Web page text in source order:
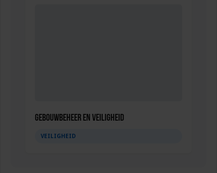
Gebouwbeheer en veiligheid
VEILIGHEID